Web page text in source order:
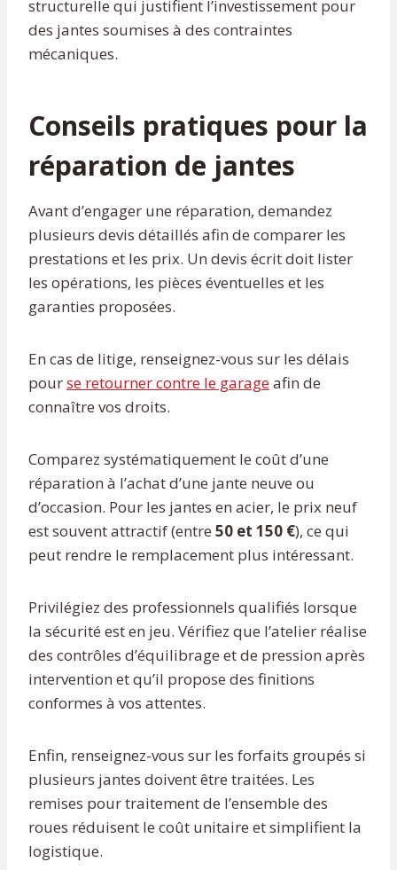
structurelle qui justifient l’investissement pour
des jantes soumises à des contraintes
mécaniques.
Conseils pratiques pour la
réparation de jantes
Avant d’engager une réparation, demandez
plusieurs devis détaillés afin de comparer les
prestations et les prix. Un devis écrit doit lister
les opérations, les pièces éventuelles et les
garanties proposées.
En cas de litige, renseignez-vous sur les délais
pourse retourner contre le garageafin de
connaître vos droits.
Comparez systématiquement le coût d’une
réparation à l’achat d’une jante neuve ou
d’occasion. Pour les jantes en acier, le prix neuf
est souvent attractif (entre 50 et 150 €), ce qui
peut rendre le remplacement plus intéressant.
Privilégiez des professionnels qualifiés lorsque
la sécurité est en jeu. Vérifiez que l’atelier réalise
des contrôles d’équilibrage et de pression après
intervention et qu’il propose des finitions
conformes à vos attentes.
Enfin, renseignez-vous sur les forfaits groupés si
plusieurs jantes doivent être traitées. Les
remises pour traitement de l’ensemble des
roues réduisent le coût unitaire et simplifient la
logistique.